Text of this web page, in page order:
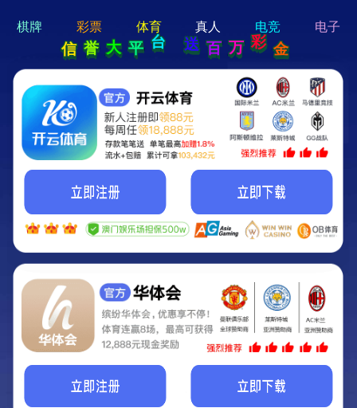
hi 💗
Hey Guys!
我们即将上线啦...
我们的网站正在建设.